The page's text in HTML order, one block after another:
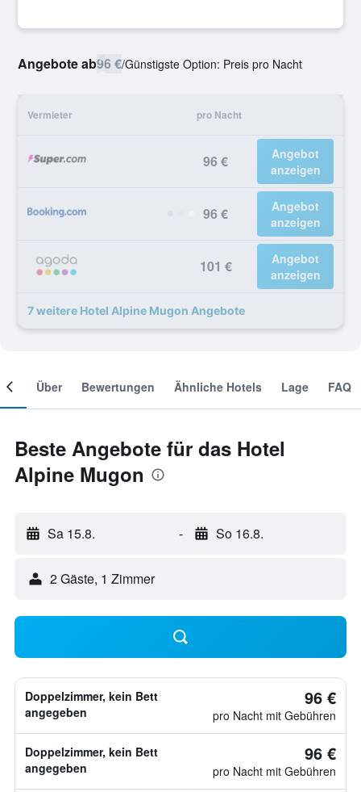
Angebote ab96 €/Günstigste Option: Preis pro Nacht
Vermieter pro Nacht
96 €
Angebot
anzeigen
96 €
Angebot
anzeigen
101 €
Angebot
anzeigen
7 weitere Hotel Alpine Mugon Angebote
Über Bewertungen Ähnliche Hotels Lage FAQ
Beste Angebote für das Hotel
Alpine Mugon
Sa 15.8. - So 16.8.
2 Gäste, 1 Zimmer
Doppelzimmer, kein Bett
angegeben
96 €
pro Nacht mit Gebühren
Doppelzimmer, kein Bett
angegeben
96 €
pro Nacht mit Gebühren